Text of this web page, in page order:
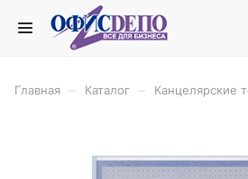
Главная Каталог Канцелярские